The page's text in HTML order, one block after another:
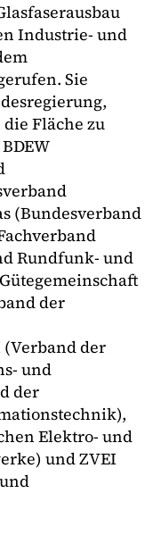
Industrie- und
Sie
Fläche zu
(Bundesverband
Rundfunk- und
der
(Verband der
und
der
Elektro- und
und ZVEI